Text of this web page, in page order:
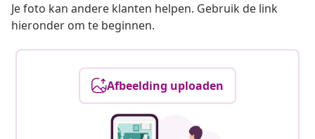
Je foto kan andere klanten helpen. Gebruik de link
hieronder om te beginnen.
Afbeelding uploaden